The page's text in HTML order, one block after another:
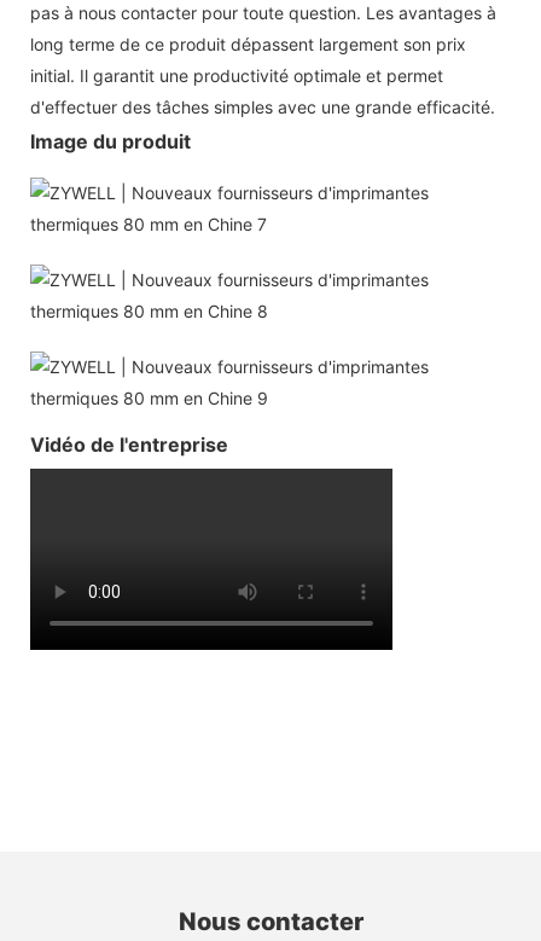
pas à nous contacter pour toute question. Les avantages à
long terme de ce produit dépassent largement son prix
initial. Il garantit une productivité optimale et permet
d'effectuer des tâches simples avec une grande efficacité.
Image du produit
Vidéo de l'entreprise
Nous contacter